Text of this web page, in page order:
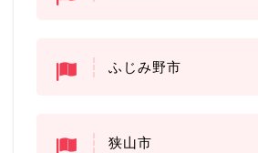
ふじみ野市
狭山市